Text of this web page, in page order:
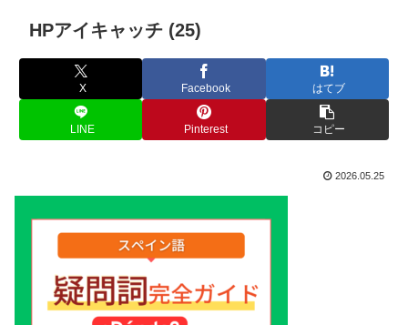
HPアイキャッチ (25)
X Facebook はてブ
LINE Pinterest コピー
2026.05.25